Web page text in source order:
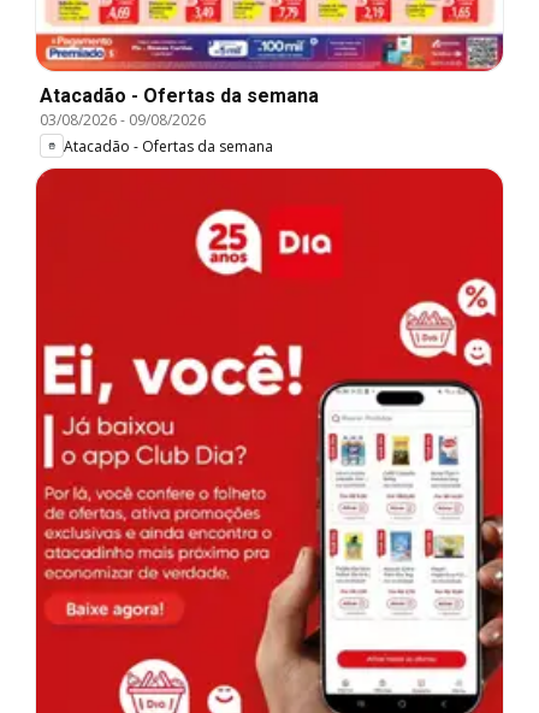
Atacadão - Ofertas da semana
03/08/2026- 09/08/2026
Atacadão - Ofertas da semana